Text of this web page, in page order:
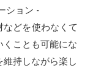
ション -
どを使わなくて
ことも可能にな
持しながら楽し